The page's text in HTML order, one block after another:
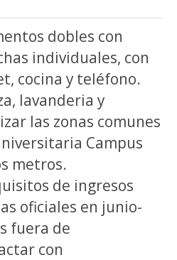
dobles con
individuales, con
cocina y teléfono.
lavanderia y
las zonas comunes
Campus
metros.
de ingresos
oficiales en junio-
fuera de
con